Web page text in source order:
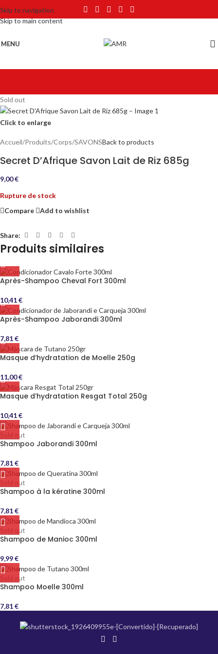
Skip to navigation
Skip to main content
MENU
Sold out
Click to enlarge
Accueil/Produits/Corps/SAVONSBack to products
Secret D’Afrique Savon Lait de Riz 685g
9,00€
Rupture de stock
Compare
Add to wishlist
Share:
Produits similaires
Après-Shampoo Cheval Fort 300ml
10,41€
Après-Shampoo Jaborandi 300ml
7,81€
Masque d’hydratation de Moelle 250g
11,00€
Masque d’hydratation Resgat Total 250g
10,41€
Sold out
Shampoo Jaborandi 300ml
7,81€
Sold out
Shampoo à la kératine 300ml
7,81€
Sold out
Shampoo de Manioc 300ml
9,99€
Sold out
Shampoo Moelle 300ml
7,81€